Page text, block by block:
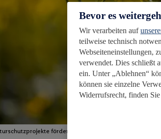
fördern wir die biologische Vielfalt für
Bevor es
Wir verarbeiten auf
teilweise technisch
Webseiteneinstellungen,
verwendet. Dies schließt
ein. Unter „Ablehnen“
können sie einzelne
Widerrufsrecht, finden